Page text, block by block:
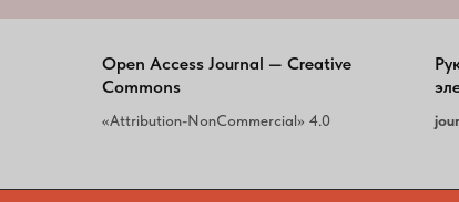
Open Access Journal — Creative
Commons
«Attribution-NonCommercial» 4.0